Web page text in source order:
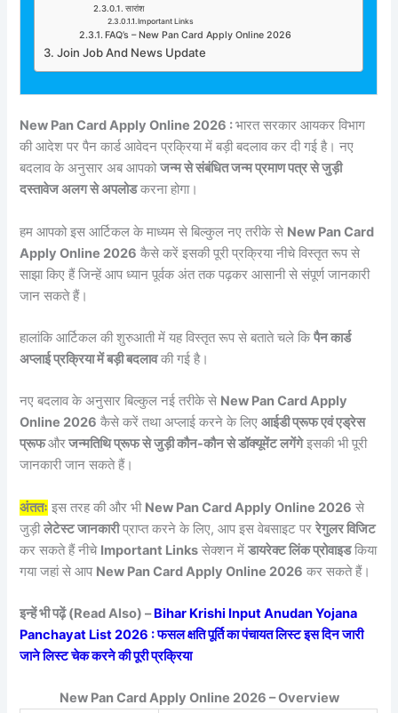
सारांश
Important Links
FAQ’s – New Pan Card Apply Online 2026
Join Job And News Update
New Pan Card Apply Online 2026 :भारत सरकार आयकर विभाग
की आदेश पर पैन कार्ड आवेदन प्रक्रिया में बड़ी बदलाव कर दी गई है। नए
बदलाव के अनुसार अब आपकोजन्म से संबंधित जन्म प्रमाण पत्र से जुड़ी
दस्तावेज अलग से अपलोडकरना होगा।
हम आपको इस आर्टिकल के माध्यम से बिल्कुल नए तरीके से New Pan Card
Apply Online 2026 कैसे करें इसकी पूरी प्रक्रिया नीचे विस्तृत रूप से
साझा किए हैं जिन्हें आप ध्यान पूर्वक अंत तक पढ़कर आसानी से संपूर्ण जानकारी
जान सकते हैं।
हालांकि आर्टिकल की शुरुआती में यह विस्तृत रूप से बताते चले किपैन कार्ड
अप्लाई प्रक्रिया में बड़ी बदलावकी गई है।
नए बदलाव के अनुसार बिल्कुल नई तरीके से New Pan Card Apply
Online 2026 कैसे करें तथा अप्लाई करने के लिएआईडी प्रूफ एवं एड्रेस
प्रूफऔरजन्मतिथि प्रूफ से जुड़ी कौन-कौन से डॉक्यूमेंट लगेंगेइसकी भी पूरी
जानकारी जान सकते हैं।
अंततः इस तरह की और भी New Pan Card Apply Online 2026 से
जुड़ीलेटेस्ट जानकारीप्राप्त करने के लिए, आप इस वेबसाइट पररेगुलर विजिट
कर सकते हैं नीचे Important Links सेक्शन मेंडायरेक्ट लिंक प्रोवाइडकिया
गया जहां से आप New Pan Card Apply Online 2026 कर सकते हैं।
इन्हें भी पढ़ें (Read Also) –Bihar Krishi Input Anudan Yojana
Panchayat List 2026 : फसल क्षति पूर्ति का पंचायत लिस्ट इस दिन जारी
जाने लिस्ट चेक करने की पूरी प्रक्रिया
New Pan Card Apply Online 2026 – Overview